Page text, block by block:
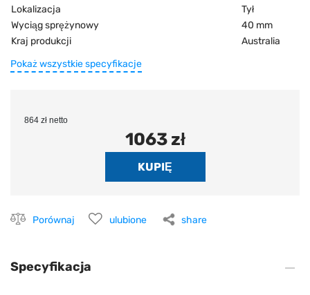
Lokalizacja
Tył
Wyciąg sprężynowy
40 mm
Kraj produkcji
Australia
Pokaż wszystkie specyfikacje
864 zł netto
1063 zł
Porównaj ulubione share
Specyfikacja